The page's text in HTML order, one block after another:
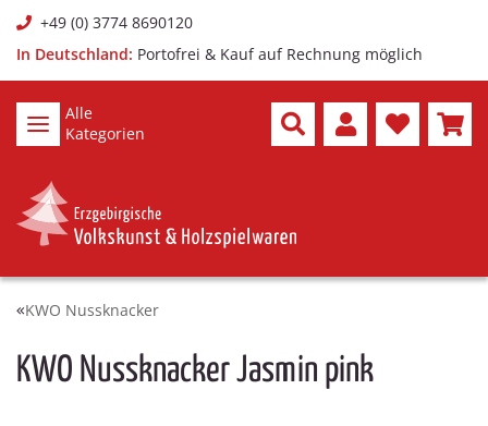
+49 (0) 3774 8690120
In Deutschland: Portofrei & Kauf auf Rechnung möglich
Alle
Kategorien
KWO Nussknacker
KWO Nussknacker Jasmin pink